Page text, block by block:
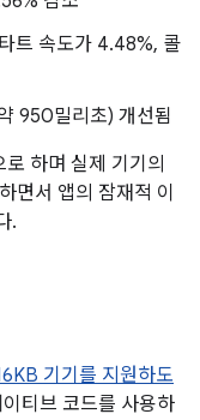
트 속도가 4.48%, 콜
950밀리초) 개선됨
하며 실제 기기의
면서 앱의 잠재적 이
.
기기를 지원하도
티브 코드를 사용하